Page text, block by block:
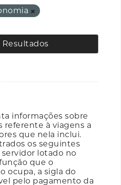
Resultados
informações sobre
referente à viagens a
que nela inclui.
os seguintes
lotado no
que o
ocupa, a sigla do
pelo pagamento da